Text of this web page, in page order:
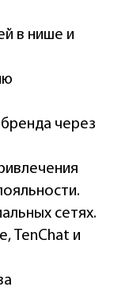
в нише и
через
сетях.
TenChat и